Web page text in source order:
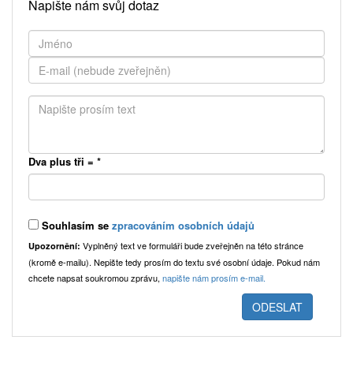
Napište nám svůj dotaz
Dva plus tři = *
Souhlasím se zpracováním osobních údajů
Upozornění: Vyplněný text ve formuláři bude zveřejněn na této stránce
(kromě e-mailu). Nepište tedy prosím do textu své osobní údaje. Pokud nám
chcete napsat soukromou zprávu, napište nám prosím e-mail.